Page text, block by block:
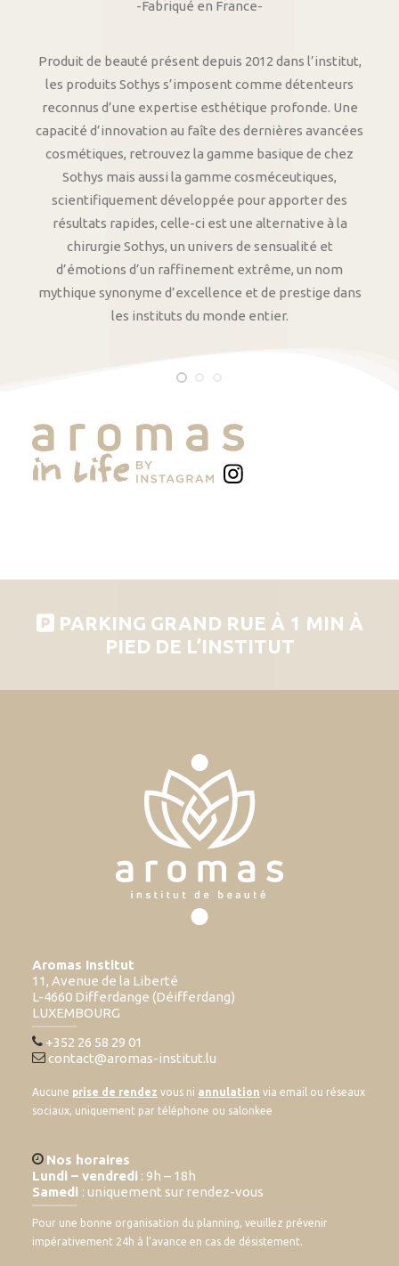
-Fabriqué en France-
Produit de beauté présent depuis 2012 dans l’institut,
les produits Sothys s’imposent comme détenteurs
reconnus d’une expertise esthétique profonde. Une
capacité d’innovation au faîte des dernières avancées
cosmétiques, retrouvez la gamme basique de chez
Sothys mais aussi la gamme cosméceutiques,
scientifiquement développée pour apporter des
résultats rapides, celle-ci est une alternative à la
chirurgie Sothys, un univers de sensualité et
d’émotions d’un raffinement extrême, un nom
mythique synonyme d’excellence et de prestige dans
les instituts du monde entier.
PARKING GRAND RUE À 1 MIN À
PIED DE L’INSTITUT
Aromas Institut
11, Avenue de la Liberté
L-4660 Differdange (Déifferdang)
LUXEMBOURG
+352 26 58 29 01
contact@aromas-institut.lu
Aucune prise de rendez vous ni annulation via email ou réseaux
sociaux, uniquement par téléphone ou salonkee
Nos horaires
Lundi – vendredi : 9h – 18h
Samedi : uniquement sur rendez-vous
Pour une bonne organisation du planning, veuillez prévenir
impérativement 24h à l’avance en cas de désistement.